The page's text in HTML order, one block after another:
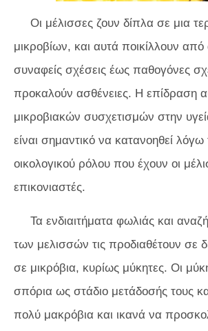
Οι μέλισσες ζουν δίπλα σε μια
μικροβίων, και αυτά ποικίλλουν από
συναφείς σχέσεις έως παθογόνες
προκαλούν ασθένειες. Η επίδραση
μικροβιακών συσχετισμών στην
είναι σημαντικό να κατανοηθεί λόγω
οικολογικού ρόλου που έχουν οι
επικονιαστές.
Τα ενδιαιτήματα φωλιάς και
των μελισσών τις προδιαθέτουν σε
σε μικρόβια, κυρίως μύκητες. Οι
σπόρια ως στάδιο μετάδοσής τους
πολύ μακρόβια και ικανά να